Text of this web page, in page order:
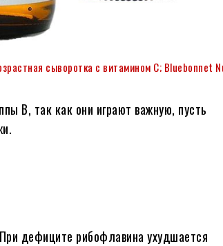
сыворотка с витамином C; Bluebonnet
В, так как они играют важную, пусть
дефиците рибофлавина ухудшается